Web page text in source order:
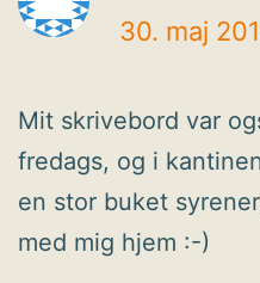
30. maj
Mit skrivebord var
fredags, og i
en stor buket
med mig hjem :-)